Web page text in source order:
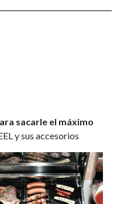
sacarle el máximo
y sus accesorios